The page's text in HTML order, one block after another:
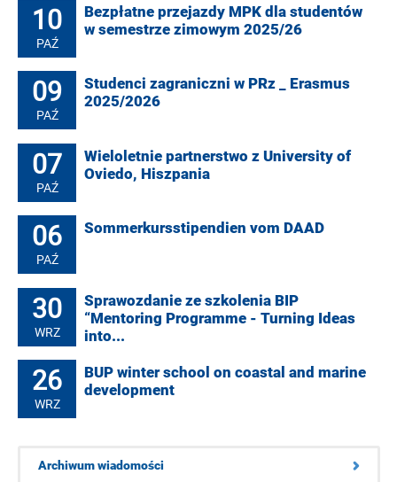
10
PAŹ
Bezpłatne przejazdy MPK dla studentów
w semestrze zimowym 2025/26
09
PAŹ
Studenci zagraniczni w PRz _ Erasmus
2025/2026
07
PAŹ
Wieloletnie partnerstwo z University of
Oviedo, Hiszpania
06
PAŹ
Sommerkursstipendien vom DAAD
30
WRZ
Sprawozdanie ze szkolenia BIP
“Mentoring Programme - Turning Ideas
into...
26
WRZ
BUP winter school on coastal and marine
development
Archiwum wiadomości